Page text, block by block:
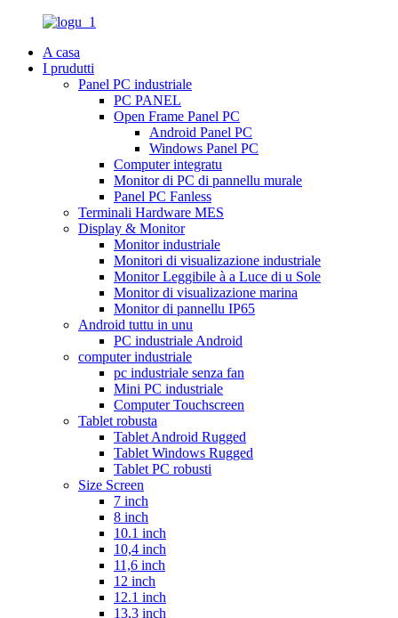
A casa
I prudutti
Panel PC industriale
PC PANEL
Open Frame Panel PC
Android Panel PC
Windows Panel PC
Computer integratu
Monitor di PC di pannellu murale
Panel PC Fanless
Terminali Hardware MES
Display & Monitor
Monitor industriale
Monitori di visualizazione industriale
Monitor Leggibile à a Luce di u Sole
Monitor di visualizazione marina
Monitor di pannellu IP65
Android tuttu in unu
PC industriale Android
computer industriale
pc industriale senza fan
Mini PC industriale
Computer Touchscreen
Tablet robusta
Tablet Android Rugged
Tablet Windows Rugged
Tablet PC robusti
Size Screen
7 inch
8 inch
10.1 inch
10,4 inch
11,6 inch
12 inch
12.1 inch
13,3 inch